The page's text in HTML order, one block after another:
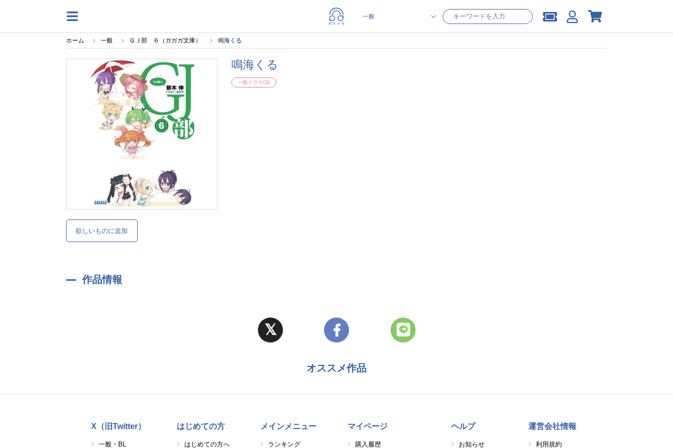
ホーム 一般 ＧＪ部 ６（ガガガ文庫） 鳴海くる
欲しいものに追加
鳴海くる
一般ドラマCD
作品情報
オススメ作品
X（旧Twitter）
一般・BL
はじめての方
はじめての方へ
メインメニュー
ランキング
マイページ
購入履歴
ヘルプ
お知らせ
運営会社情報
利用規約